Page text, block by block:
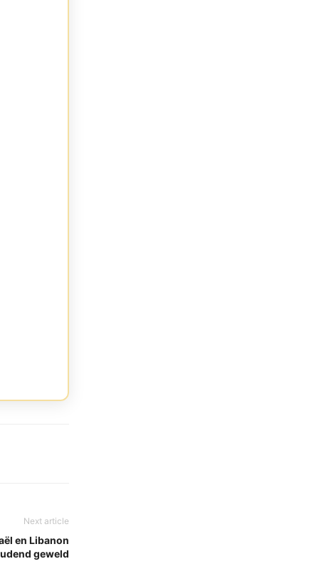
Next article
en Libanon
geweld